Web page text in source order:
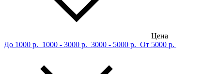
Цена
До 1000 р. 1000 - 3000 р. 3000 - 5000 р. От 5000 р.